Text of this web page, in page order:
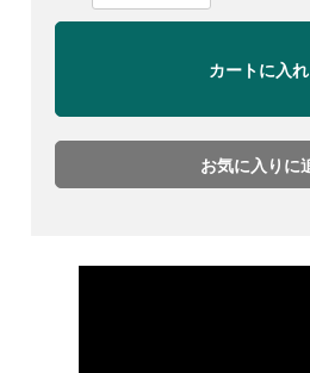
カートに入
お気に入りに